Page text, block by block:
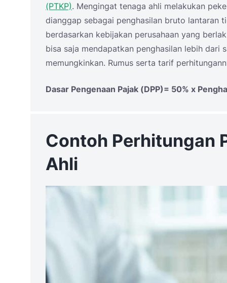
(PTKP). Mengingat tenaga ahli melakukan
dianggap sebagai penghasilan bruto lantaran
berdasarkan kebijakan perusahaan yang
bisa saja mendapatkan penghasilan lebih dari
memungkinkan. Rumus serta tarif
Dasar Pengenaan Pajak (DPP)= 50% x
Contoh Perhitungan
Ahli